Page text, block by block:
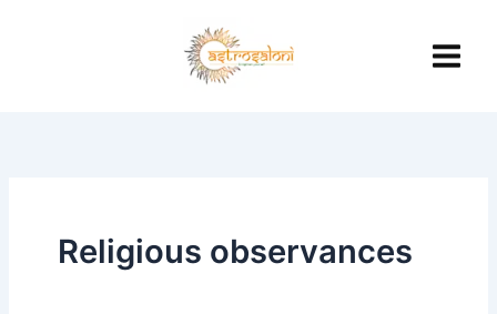
Religious observances